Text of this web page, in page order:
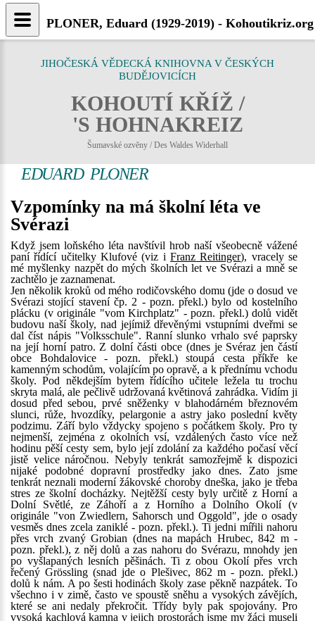
JIHOČESKÁ VĚDECKÁ KNIHOVNA V ČESKÝCH
BUDĚJOVICÍCH
KOHOUTÍ KŘÍŽ /
'S HOHNAKREIZ
Šumavské ozvěny / Des Waldes Widerhall
EDUARD PLONER
Vzpomínky na má školní léta ve
Svérazi
Když jsem loňského léta navštívil hrob naší všeobecně vážené
paní řídící učitelky Klufové (viz i Franz Reitinger), vracely se
mé myšlenky nazpět do mých školních let ve Svérazi a mně se
zachtělo je zaznamenat.
Jen několik kroků od mého rodičovského domu (jde o dosud ve
Svérazi stojící stavení čp. 2 - pozn. překl.) bylo od kostelního
plácku (v originále "vom Kirchplatz" - pozn. překl.) dolů vidět
budovu naší školy, nad jejímiž dřevěnými vstupními dveřmi se
dal číst nápis "Volksschule". Ranní slunko vrhalo své paprsky
na její horní patro. Z dolní části obce (dnes je Svéraz jen částí
obce Bohdalovice - pozn. překl.) stoupá cesta příkře ke
kamenným schodům, volajícím po opravě, a k přednímu vchodu
školy. Pod někdejším bytem řídícího učitele ležela tu trochu
skryta malá, ale pečlivě udržovaná květinová zahrádka. Vidím ji
dosud před sebou, prvé sněženky v blahodárném březnovém
slunci, růže, hvozdíky, pelargonie a astry jako poslední květy
podzimu. Září bylo vždycky spojeno s počátkem školy. Pro ty
nejmenší, zejména z okolních vsí, vzdálených často více než
hodinu pěší cesty sem, bylo její zdolání za každého počasí věcí
jistě velice náročnou. Nebyly tenkrát samozřejmě k dispozici
nijaké podobné dopravní prostředky jako dnes. Zato jsme
tenkrát neznali moderní žákovské choroby dneška, jako je třeba
stres ze školní docházky. Nejtěžší cesty byly určitě z Horní a
Dolní Světlé, ze Záhoří a z Horního a Dolního Okolí (v
originále "von Zwiedlern, Sahorsch und Oggold", jde o osady
vesměs dnes zcela zaniklé - pozn. překl.). Ti jedni mířili nahoru
přes vrch zvaný Grobian (dnes na mapách Hrubec, 842 m -
pozn. překl.), z něj dolů a zas nahoru do Svérazu, mnohdy jen
po vyšlapaných lesních pěšinách. Ti z obou Okolí přes vrch
řečený Grössling (snad jde o Plešivec, 862 m - pozn. překl.)
dolů k nám. A po šesti hodinách školy zase pěkně nazpátek. To
všechno i v zimě, často ve spoustě sněhu a vysokých závějích,
které se ani nedaly překročit. Třídy byly pak spojovány. Pro
vysoká kachlová kamna v jejich prostorách jsme my žáci museli
PLONER, Eduard (1929-2019) - Kohoutikriz.org